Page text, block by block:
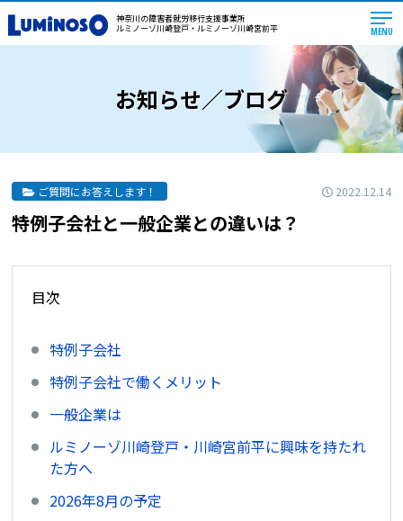
神奈川の障害者就労移行支援事業所
ルミノーゾ川崎登戸・ルミノーゾ川崎宮前平
MENU
お知らせ／ブログ
ご質問にお答えします！ 2022.12.14
特例子会社と一般企業との違いは？
目次
特例子会社
特例子会社で働くメリット
一般企業は
ルミノーゾ川崎登戸・川崎宮前平に興味を持たれ
た方へ
2026年8月の予定